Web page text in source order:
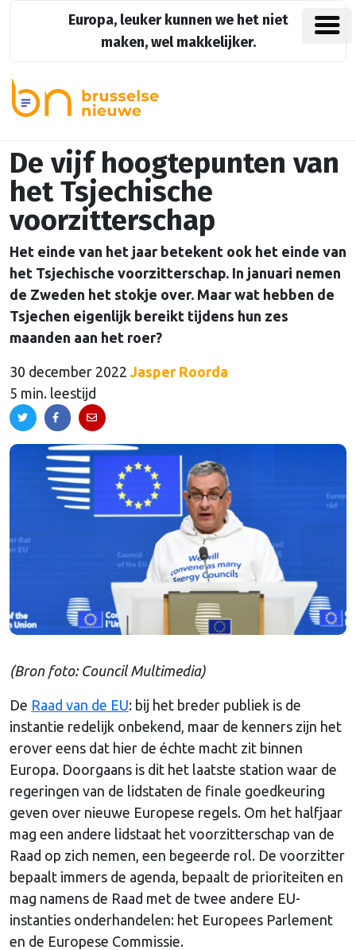
Europa, leuker kunnen we het niet
maken, wel makkelijker.
De vijf hoogtepunten van
het Tsjechische
voorzitterschap
Het einde van het jaar betekent ook het einde van
het Tsjechische voorzitterschap. In januari nemen
de Zweden het stokje over. Maar wat hebben de
Tsjechen eigenlijk bereikt tijdens hun zes
maanden aan het roer?
30 december 2022 Jasper Roorda
5 min. leestijd
(Bron foto: Council Multimedia)
De Raad van de EU: bij het breder publiek is de
instantie redelijk onbekend, maar de kenners zijn het
erover eens dat hier de échte macht zit binnen
Europa. Doorgaans is dit het laatste station waar de
regeringen van de lidstaten de finale goedkeuring
geven over nieuwe Europese regels. Om het halfjaar
mag een andere lidstaat het voorzitterschap van de
Raad op zich nemen, een begeerde rol. De voorzitter
bepaalt immers de agenda, bepaalt de prioriteiten en
mag namens de Raad met de twee andere EU-
instanties onderhandelen: het Europees Parlement
en de Europese Commissie.